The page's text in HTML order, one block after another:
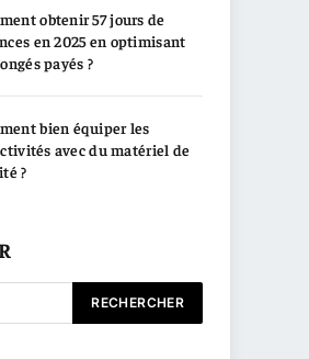
obtenir 57 jours de
en 2025 en optimisant
payés ?
bien équiper les
avec du matériel de
?